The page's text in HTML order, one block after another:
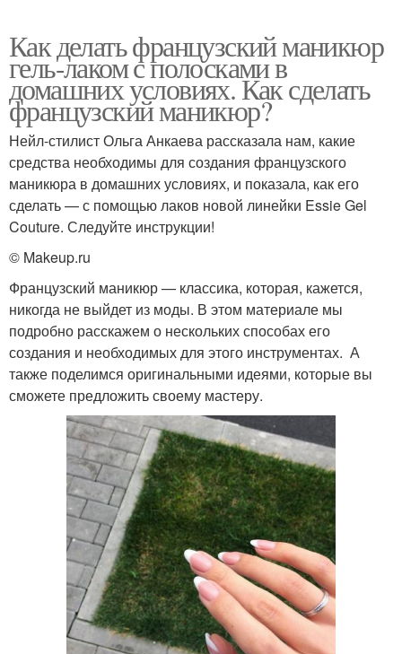
Как делать французский маникюр
гель-лаком с полосками в
домашних условиях. Как сделать
французский маникюр?
Нейл-стилист Ольга Анкаева рассказала нам, какие
средства необходимы для создания французского
маникюра в домашних условиях, и показала, как его
сделать — с помощью лаков новой линейки Essie Gel
Couture. Следуйте инструкции!
© Makeup.ru
Французский маникюр — классика, которая, кажется,
никогда не выйдет из моды. В этом материале мы
подробно расскажем о нескольких способах его
создания и необходимых для этого инструментах. А
также поделимся оригинальными идеями, которые вы
сможете предложить своему мастеру.